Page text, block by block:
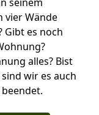
vier Wände
Gibt es noch
alles? Bist
wir es auch